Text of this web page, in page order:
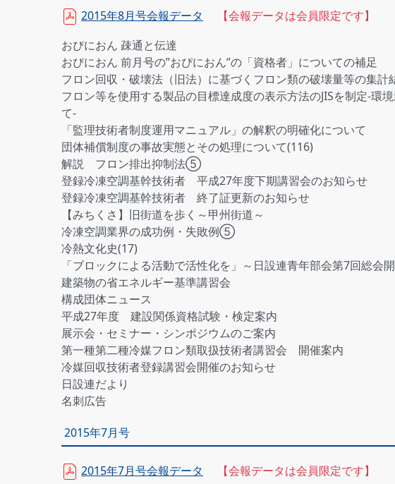
2015年8月号会報データ
【会報データは会員限定です】
おぴにおん 疎通と伝達
おぴにおん 前月号の”おぴにおん”の「資格者」についての補足
フロン回収・破壊法（旧法）に基づくフロン類の破壊量等の集計
フロン等を使用する製品の目標達成度の表示方法のJISを制定‐環
て‐
「監理技術者制度運用マニュアル」の解釈の明確化について
団体補償制度の事故実態とその処理について(116)
解説 フロン排出抑制法⑤
登録冷凍空調基幹技術者 平成27年度下期講習会のお知らせ
登録冷凍空調基幹技術者 終了証更新のお知らせ
【みちくさ】旧街道を歩く～甲州街道～
冷凍空調業界の成功例・失敗例⑤
冷熱文化史(17)
「ブロックによる活動で活性化を」～日設連青年部会第7回総会
建築物の省エネルギー基準講習会
構成団体ニュース
平成27年度 建設関係資格試験・検定案内
展示会・セミナー・シンポジウムのご案内
第一種第二種冷媒フロン類取扱技術者講習会 開催案内
冷媒回収技術者登録講習会開催のお知らせ
日設連だより
名刺広告
2015年7月号
2015年7月号会報データ 【会報データは会員限定です】